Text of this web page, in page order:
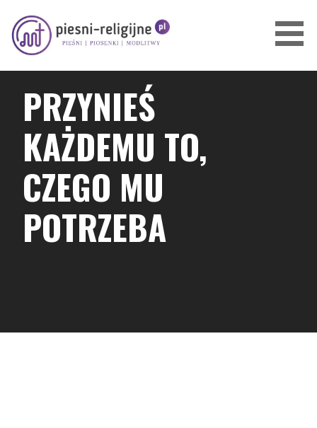
treści
PIOSENKI I PIEŚNI RELIGIJNE
PRZYNIEŚ
KAŻDEMU TO,
CZEGO MU
POTRZEBA